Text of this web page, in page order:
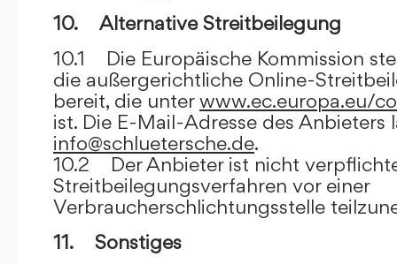
10. Alternative Streitbeilegung
10.1 Die Europäische Kommission
die außergerichtliche Online-
bereit, die unterwww.ec.europa.eu/
ist. Die E-Mail-Adresse des Anbieters
info@schluetersche.de.
10.2 Der Anbieter ist nicht
Streitbeilegungsverfahren vor einer
Verbraucherschlichtungsstelle
11. Sonstiges